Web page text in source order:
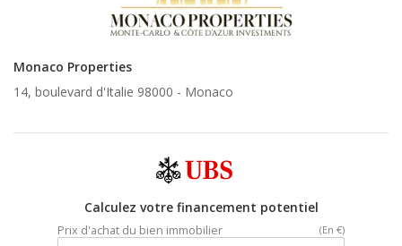
Monaco Properties
14, boulevard d'Italie 98000 - Monaco
Calculez votre financement potentiel
Prix d'achat du bien immobilier (En €)